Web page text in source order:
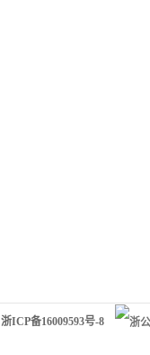
浙ICP备16009593号-8